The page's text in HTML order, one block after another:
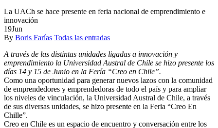
La UACh se hace presente en feria nacional de emprendimiento e
innovación
19Jun
By Boris Farías Todas las entradas
A través de las distintas unidades ligadas a innovación y
emprendimiento la Universidad Austral de Chile se hizo presente los
días 14 y 15 de Junio en la Fería “Creo en Chile”.
Como una oportunidad para generar nuevos lazos con la comunidad
de emprendedores y emprendedoras de todo el país y para ampliar
los niveles de vinculación, la Universidad Austral de Chile, a través
de sus diversas unidades, se hizo presente en la Feria “Creo En
Chille”.
Creo en Chile es un espacio de encuentro y conversación entre los